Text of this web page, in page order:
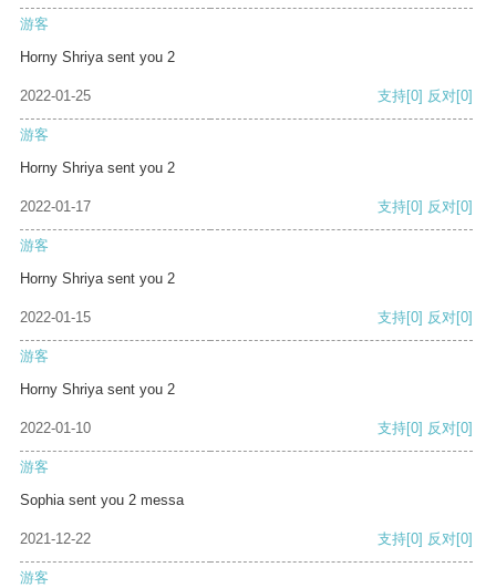
游客
Horny Shriya sent you 2
2022-01-25 支持[0] 反对[0]
游客
Horny Shriya sent you 2
2022-01-17 支持[0] 反对[0]
游客
Horny Shriya sent you 2
2022-01-15 支持[0] 反对[0]
游客
Horny Shriya sent you 2
2022-01-10 支持[0] 反对[0]
游客
Sophia sent you 2 messa
2021-12-22 支持[0] 反对[0]
游客